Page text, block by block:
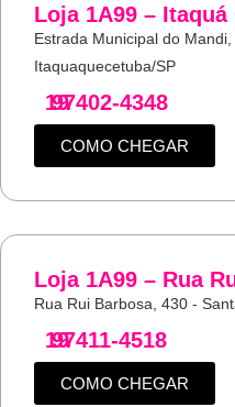
Loja 1A99 –
Estrada Municipal do
Itaquaquecetuba/SP
19
97402-4348
COMO CHEGAR
Loja 1A99 – Rua
Rua Rui Barbosa, 430 -
19
97411-4518
COMO CHEGAR